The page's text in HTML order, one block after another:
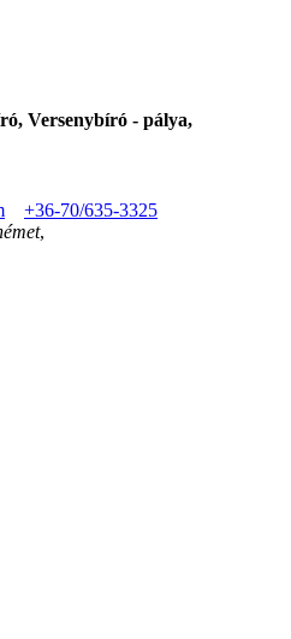
Versenybíró - pálya,
+36-70/635-3325
,